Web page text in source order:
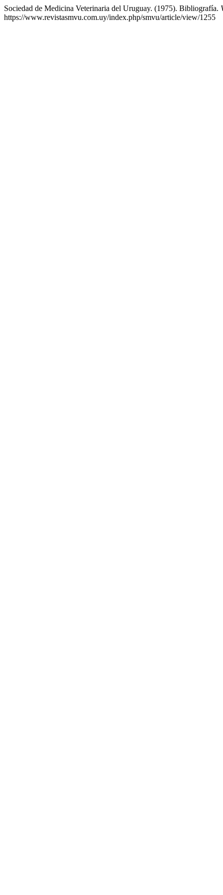
Sociedad de Medicina Veterinaria del Uruguay. (1975). Bibliografía.
https://www.revistasmvu.com.uy/index.php/smvu/article/view/1255